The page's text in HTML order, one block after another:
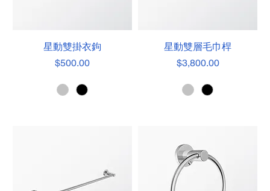
星動雙掛衣鉤
價格
$500.00
星動雙層毛巾桿
價格
$3,800.00